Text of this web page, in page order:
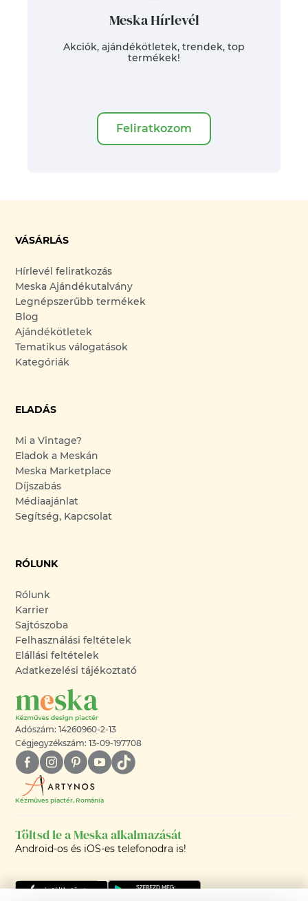
Meska Hírlevél
Akciók, ajándékötletek, trendek, top
termékek!
Feliratkozom
VÁSÁRLÁS
Hírlevél feliratkozás
Meska Ajándékutalvány
Legnépszerűbb termékek
Blog
Ajándékötletek
Tematikus válogatások
Kategóriák
ELADÁS
Mi a Vintage?
Eladok a Meskán
Meska Marketplace
Díjszabás
Médiaajánlat
Segítség, Kapcsolat
RÓLUNK
Rólunk
Karrier
Sajtószoba
Felhasználási feltételek
Elállási feltételek
Adatkezelési tájékoztató
Adószám: 14260960-2-13
Cégjegyzékszám: 13-09-197708
Kézműves piactér, Románia
Töltsd le a Meska alkalmazását
Android-os és iOS-es telefonodra is!